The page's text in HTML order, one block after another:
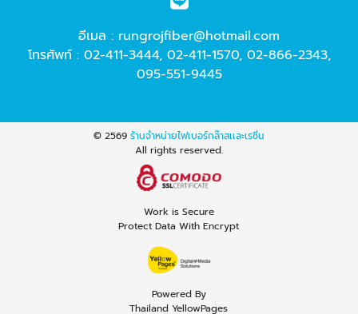
อีเมล : rungrojfiber@hotmail.com
โทรศัพท์ : 02-411-3444, 02-411-1570, 02-866-2343,
095-551-9445
© 2569 ร้านจำหน่ายไฟเบอร์กล๊าสเเละเรซิ่น
All rights reserved.
Work is Secure
Protect Data With Encrypt
Powered By
Thailand YellowPages